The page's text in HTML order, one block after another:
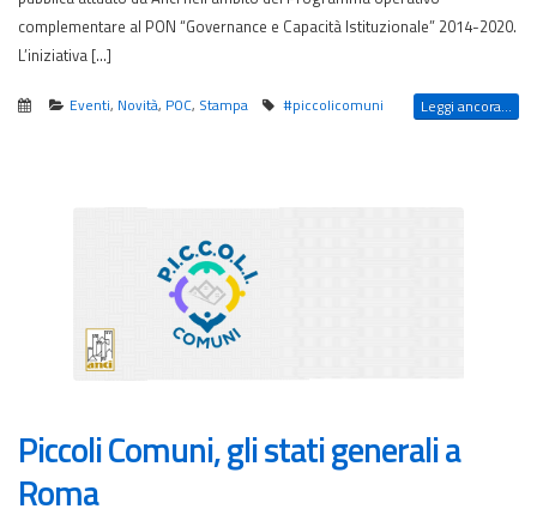
complementare al PON “Governance e Capacità Istituzionale” 2014-2020.
L’iniziativa […]
Eventi, Novità, POC, Stampa #piccolicomuni Leggi ancora...
Piccoli Comuni, gli stati generali a
Roma